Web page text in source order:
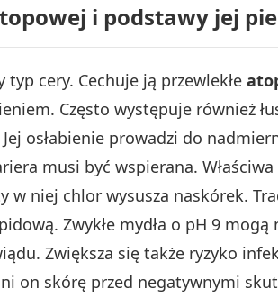
i podstawy jej
cery. Cechuje ją przewlekłe
Często występuje również
osłabienie prowadzi do
musi być wspierana.
w niej chlor wysusza naskórek.
Zwykłe mydła o pH 9
Zwiększa się także ryzyko
on skórę przed negatywnymi